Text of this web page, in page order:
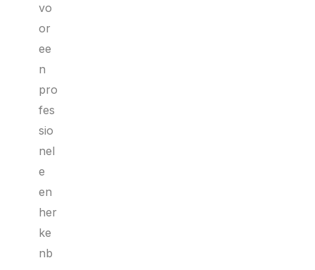
vo
or
ee
n
pro
fes
sio
nel
e
en
her
ke
nb